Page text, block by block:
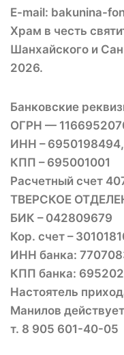
E-mail: bakunina-
Храм в честь
Шанхайского и
2026.
Банковские
ОГРН —
ИНН – 6950198494,
КПП – 695001001
Расчетный счет
ТВЕРСКОЕ
БИК – 042809679
Кор. счет –
ИНН банка:
КПП банка:
Настоятель
Манилов
т. 8 905 601-40-05